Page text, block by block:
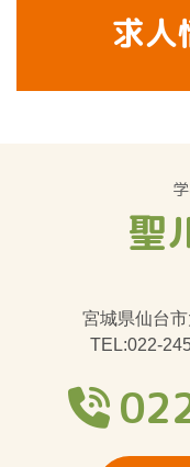
求人
聖
宮城県仙台
TEL:022-